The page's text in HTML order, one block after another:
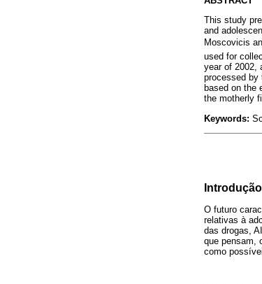
This study
and
Moscovicis
used for
year of 2002,
processed by
based on the
the motherly
Keywords:
Introdução
O futuro
relativas à
das drogas,
que pensam,
como